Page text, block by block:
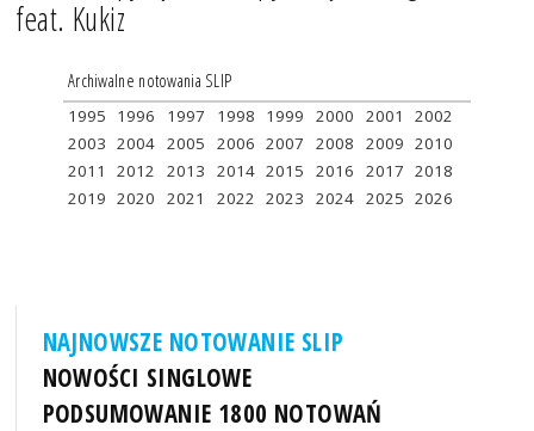
feat. Kukiz
Archiwalne notowania SLIP
1995 1996 1997 1998 1999 2000 2001
2002
2003 2004 2005 2006 2007 2008 2009 2010
2011
2012 2013 2014 2015 2016 2017 2018
2019 2020 2021 2022 2023 2024 2025 2026
NAJNOWSZE NOTOWANIE SLIP
NOWOŚCI SINGLOWE
PODSUMOWANIE 1800 NOTOWAŃ